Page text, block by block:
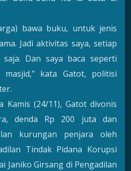
bawa buku, untuk jenis
Jadi aktivitas saya, setiap
Dan saya baca seperti
kata Gatot, politisi
Kamis (24/11), Gatot divonis
denda Rp 200 juta dan
kurungan penjara oleh
Tindak Pidana Korupsi
Janiko Girsang di Pengadilan